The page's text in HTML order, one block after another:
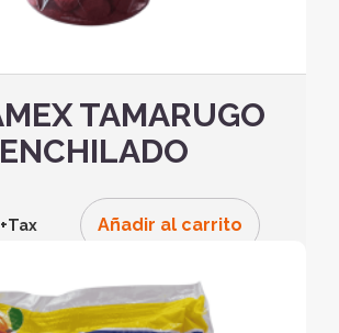
TAMARUGO
ENCHILADO
+Tax Añadir al carrito